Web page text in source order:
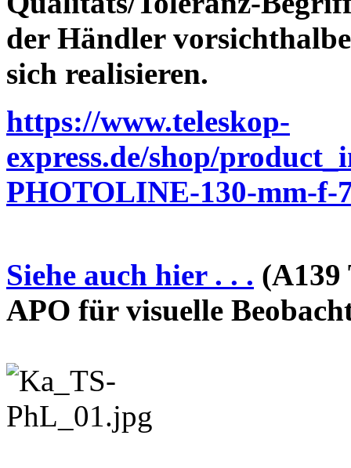
der Händler
sich realisieren.
https://www.teleskop-
express.de/shop/
PHOTOLINE-130-mm-f-
Siehe auch hier . . . (A139
APO für visuelle